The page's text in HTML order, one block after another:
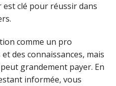
est clé pour réussir dans
comme un pro
des connaissances, mais
grandement payer. En
informée, vous